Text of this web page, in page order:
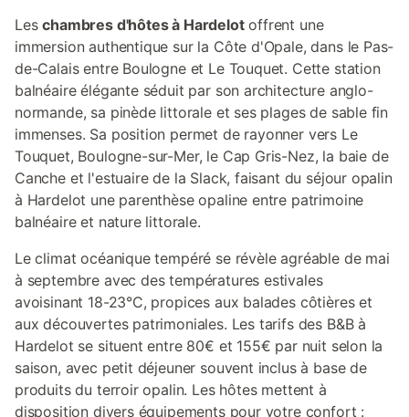
Leschambres d'hôtes à Hardelotoffrent une
immersion authentique sur la Côte d'Opale, dans le Pas-
de-Calais entre Boulogne et Le Touquet. Cette station
balnéaire élégante séduit par son architecture anglo-
normande, sa pinède littorale et ses plages de sable fin
immenses. Sa position permet de rayonner vers Le
Touquet, Boulogne-sur-Mer, le Cap Gris-Nez, la baie de
Canche et l'estuaire de la Slack, faisant du séjour opalin
à Hardelot une parenthèse opaline entre patrimoine
balnéaire et nature littorale.
Le climat océanique tempéré se révèle agréable de mai
à septembre avec des températures estivales
avoisinant 18-23°C, propices aux balades côtières et
aux découvertes patrimoniales. Les tarifs des B&B à
Hardelot se situent entre 80€ et 155€ par nuit selon la
saison, avec petit déjeuner souvent inclus à base de
produits du terroir opalin. Les hôtes mettent à
disposition divers équipements pour votre confort :